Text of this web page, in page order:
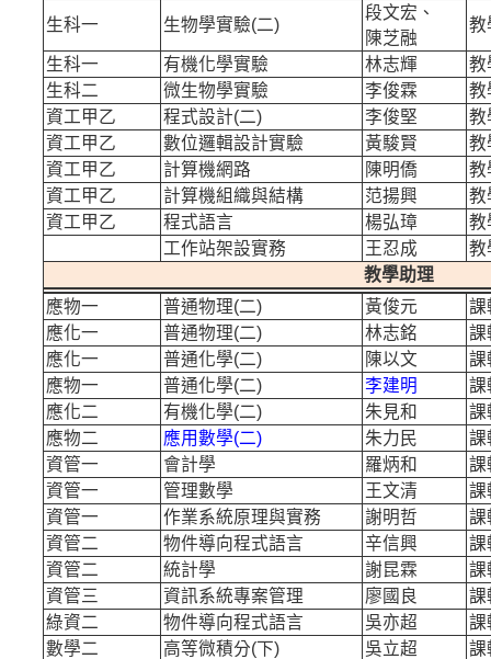
生科一 生物學實驗(二)
段文宏、
陳芝融
教
生科一 有機化學實驗 林志輝
教
生科二
微生物學實驗 李俊霖
教
資工甲乙
程式設計(二) 李俊堅
教
資工甲乙
數位邏輯設計實驗 黃駿賢
教
資工甲乙
計算機網路 陳明僑
教
資工甲乙
計算機組織與結構 范揚興
教
資工甲乙
程式語言 楊弘璋
教
工作站架設實務
王忍成
教
教學助理
應物一
普通物理(二) 黃俊元
課
應化一
普通物理(二) 林志銘
課
應化一
普通化學(二) 陳以文
課
應物一
普通化學(二) 李建明
課
應化二
有機化學(二) 朱見和
課
應物二
應用數學(二) 朱力民
課
資管一
會計學 羅炳和
課
資管一
管理數學 王文清
課
資管一
作業系統原理與實務 謝明哲
課
資管二
物件導向程式語言 辛信興
課
資管二
統計學 謝昆霖
課
資管三
資訊系統專案管理 廖國良
課
綠資二
物件導向程式語言 吳亦超
課
數學二
高等微積分(下) 吳立超
課